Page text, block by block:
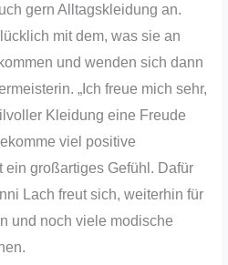
gern Alltagskleidung an.
mit dem, was sie an
und wenden sich dann
„Ich freue mich sehr,
Kleidung eine Freude
viel positive
ein großartiges Gefühl. Dafür
Lach freut sich, weiterhin für
und noch viele modische